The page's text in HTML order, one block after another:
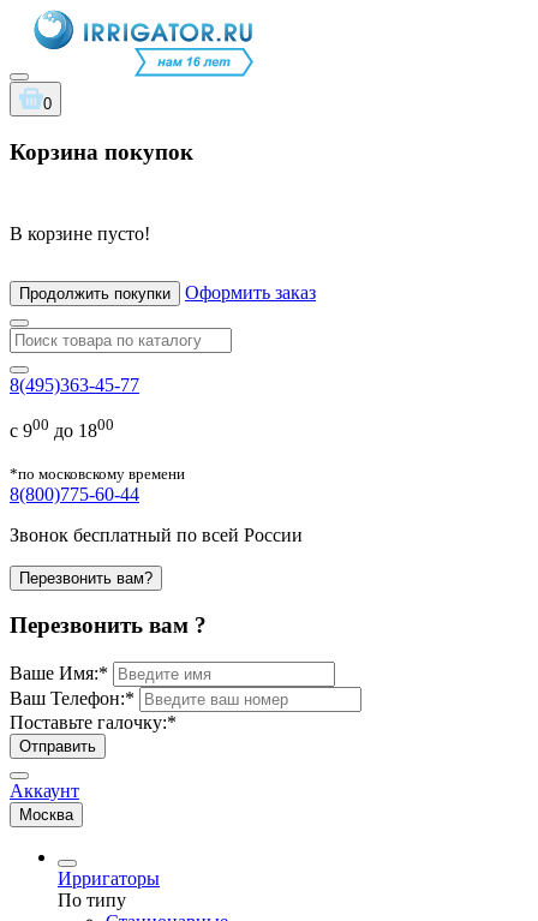
0
Корзина покупок
В корзине пусто!
Продолжить покупки Оформить заказ
8(495)363-45-77
с 900 до 1800
*по московскому времени
8(800)775-60-44
Звонок бесплатный по всей России
Перезвонить вам?
Перезвонить вам ?
Ваше Имя:*
Ваш Телефон:*
Поставьте галочку:*
Отправить
Аккаунт
Москва
Ирригаторы
По типу